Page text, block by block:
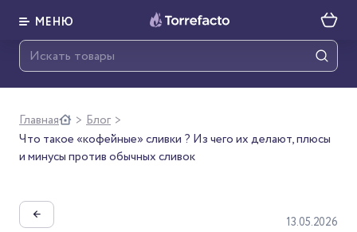
МЕНЮ
Главная > Блог >
Что такое «кофейные» сливки ? Из чего их делают, плюсы
и минусы против обычных сливок
← 13.05.2026